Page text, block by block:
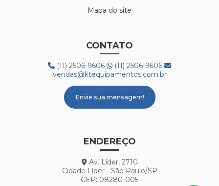
Mapa do site
CONTATO
(11) 2506-9606
(11) 2506-9606
vendas@ktequipamentos.com.br
Envie sua mensagem!
ENDEREÇO
Av. Líder, 2710
Cidade Líder - São Paulo/SP
CEP: 08280-005